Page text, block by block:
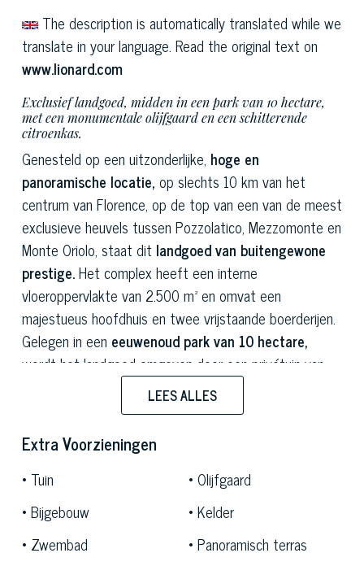
The description is automatically translated while we
translate in your language. Read the original text on
www.lionard.com
Exclusief landgoed, midden in een park van 10 hectare,
met een monumentale olijfgaard en een schitterende
citroenkas.
Genesteld op een uitzonderlijke, hoge en
panoramische locatie, op slechts 10 km van het
centrum van Florence, op de top van een van de meest
exclusieve heuvels tussen Pozzolatico, Mezzomonte en
Monte Oriolo, staat dit landgoed van buitengewone
prestige.Het complex heeft een interne
vloeroppervlakte van 2.500 m² en omvat een
majestueus hoofdhuis en twee vrijstaande boerderijen.
Gelegen in een eeuwenoud park van 10 hectare,
wordt het landgoed omgeven door een privétuin van
monumentale olijfgaard,
spectaculair 360-graden uitzicht dat zich uitstrekt van
de vallei van Florence tot de uitlopers van Chianti. De
enorme omvang van de kamers met fresco's en de
absolute privacy van de omgeving maken dit landgoed
voor het ontvangen van talrijke gasten of voor het
ontwikkelen van exclusieve internationale
LEES ALLES
Extra Voorzieningen
Tuin
Olijfgaard
Bijgebouw
Kelder
Zwembad
Panoramisch terras